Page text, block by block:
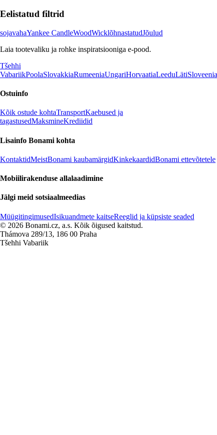
Eelistatud filtrid
sojavahaYankee CandleWoodWicklõhnastatudJõulud
Laia tootevaliku ja rohke inspiratsiooniga e-pood.
Tšehhi
VabariikPoolaSlovakkiaRumeeniaUngariHorvaatiaLeeduLätiSloveenia
Ostuinfo
Kõik ostude kohtaTransportKaebused ja
tagastusedMaksmineKrediidid
Lisainfo Bonami kohta
KontaktidMeistBonami kaubamärgidKinkekaardidBonami ettevõtetele
Mobiilirakenduse allalaadimine
Jälgi meid sotsiaalmeedias
MüügitingimusedIsikuandmete kaitseReeglid ja küpsiste seaded
© 2026 Bonami.cz, a.s. Kõik õigused kaitstud.
Thámova 289/13, 186 00 Praha
Tšehhi Vabariik